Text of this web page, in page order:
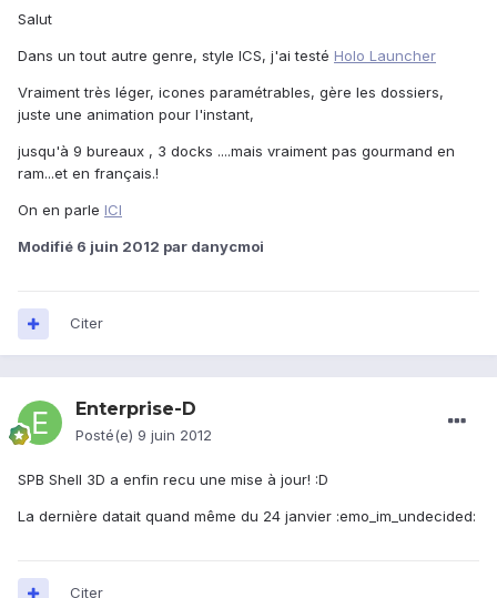
Salut
Dans un tout autre genre, style ICS, j'ai testé Holo Launcher
Vraiment très léger, icones paramétrables, gère les dossiers,
juste une animation pour l'instant,
jusqu'à 9 bureaux , 3 docks ....mais vraiment pas gourmand en
ram...et en français.!
On en parle ICI
Modifié 6 juin 2012 par danycmoi
Citer
Enterprise-D
Posté(e) 9 juin 2012
SPB Shell 3D a enfin recu une mise à jour! :D
La dernière datait quand même du 24 janvier :emo_im_undecided:
Citer